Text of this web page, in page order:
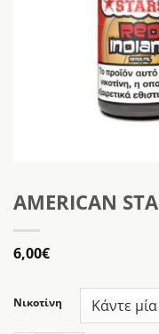
AMERICAN
6,00€
Νικοτίνη